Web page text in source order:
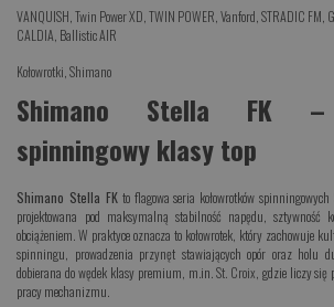
VANQUISH ,Twin Power XD ,TWIN POWER ,Vanford ,STRADIC FM
CALDIA Ballistic AIR
Kołowrotki ,Shimano
Shimano Stella FK –
spinningowy klasy top
Shimano Stella FK to flagowa seria kołowrotków
projektowana pod maksymalną stabilność napędu, sztywność
obciążeniem. W praktyce oznacza to kołowrotek, który zachowuje
spinningu, prowadzenia przynęt stawiających opór oraz holu
dobierana do wędek klasy premium, m.in. St. Croix , gdzie liczy
pracy mechanizmu.